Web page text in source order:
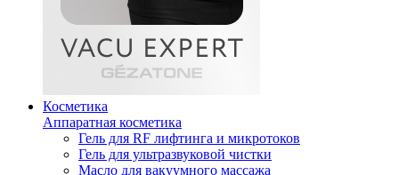
Косметика
Аппаратная косметика
Гель для RF лифтинга и микротоков
Гель для ультразвуковой чистки
Масло для вакуумного массажа